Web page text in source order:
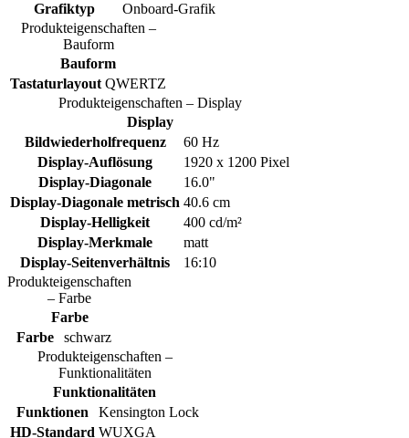
Grafiktyp
Onboard-Grafik
Produkteigenschaften –
Bauform
Bauform
Tastaturlayout QWERTZ
Produkteigenschaften – Display
Display
Bildwiederholfrequenz
60 Hz
Display-Auflösung
1920 x 1200 Pixel
Display-Diagonale
16.0"
Display-Diagonale metrisch 40.6 cm
Display-Helligkeit
400 cd/m²
Display-Merkmale
matt
Display-Seitenverhältnis
16:10
Produkteigenschaften
– Farbe
Farbe
Farbe
schwarz
Produkteigenschaften –
Funktionalitäten
Funktionalitäten
Funktionen
Kensington Lock
HD-Standard WUXGA